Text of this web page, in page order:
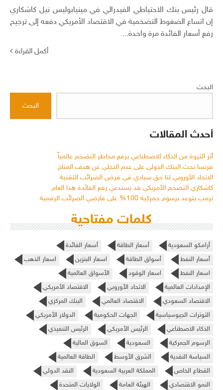
قال رئيس بنك الاحتياطي الفيدرالي في مينيابوليس نيل كاشكاري
إن اتساع الضغوط التضخمية في الاقتصاد الأمريكي دفعه إلى ترجيح
رفع أسعار الفائدة مرة واحدة...
أكمل القراءة
البحث
البحث
أحدث المقالات
أثر الثروة من الذكاء الاصطناعي يرفع مخاطر التضخم عالمياً
فرنسا تحث البنك الدولي على عدم التخلي عن هدف المناخ
الاتحاد الأوروبي لنا حق سيادي في فرض الضرائب التقنية
كاشكاري التضخم الأمريكي قد يستدعي رفع الفائدة هذا العام
ترمب يتوعد برسوم جمركية 100% على فارضي الضرائب الرقمية
كلمات مفتاحية
أرامكو السعودية أسعار الطاقة
أسعار الفائدة
أسعار النفط
أسواق الطاقة اسعار البنزين
اسعار الذهب
اسعار النفط
اسعار الوقود
الأسواق العالمية
الإمدادات العالمية
الاتحاد الأوروبي
الاقتصاد الأمريكي
الاقتصاد السعودي
الاقتصاد العالمي
البنك المركزي
التوترات الجيوسياسية
الجهات الحكومية
الدولار الأمريكي
الذكاء الاصطناعي
الرئيس الأمريكي
الرئيس التنفيذي
الرسوم الجمركية
السعودية
السوق المالية
السياسة النقدية
الشرق الأوسط
الطاقة العالمية
القطاع الخاص
المملكة العربية السعودية
النقد الدولي
النمو الاقتصادي
الهيئة العامة الولايات المتحدة